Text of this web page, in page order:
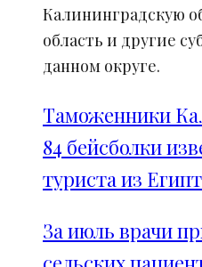
Калининградскую
область и другие
данном округе.
Таможенники
84 бейсболки
туриста из
За июль врачи